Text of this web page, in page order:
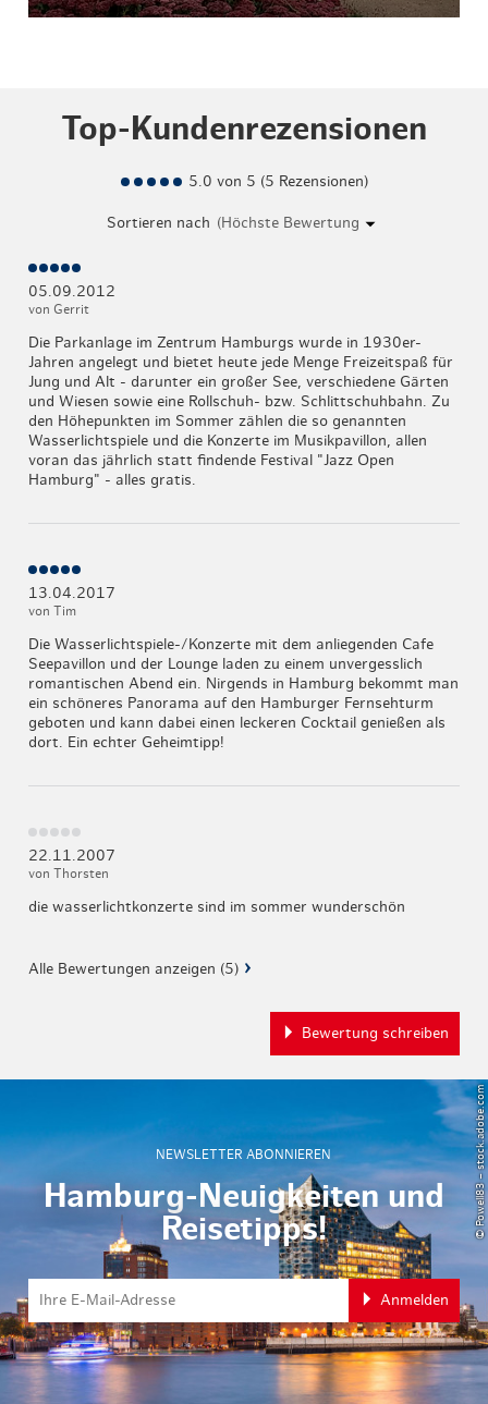
Top-Kundenrezensionen
5.0 von 5 (5 Rezensionen)
Sortieren nach
05.09.2012
von Gerrit
Die Parkanlage im Zentrum Hamburgs wurde in 1930er-
Jahren angelegt und bietet heute jede Menge Freizeitspaß für
Jung und Alt - darunter ein großer See, verschiedene Gärten
und Wiesen sowie eine Rollschuh- bzw. Schlittschuhbahn. Zu
den Höhepunkten im Sommer zählen die so genannten
Wasserlichtspiele und die Konzerte im Musikpavillon, allen
voran das jährlich statt findende Festival "Jazz Open
Hamburg" - alles gratis.
13.04.2017
von Tim
Die Wasserlichtspiele-/Konzerte mit dem anliegenden Cafe
Seepavillon und der Lounge laden zu einem unvergesslich
romantischen Abend ein. Nirgends in Hamburg bekommt man
ein schöneres Panorama auf den Hamburger Fernsehturm
geboten und kann dabei einen leckeren Cocktail genießen als
dort. Ein echter Geheimtipp!
22.11.2007
von Thorsten
die wasserlichtkonzerte sind im sommer wunderschön
Alle Bewertungen anzeigen (5)
Bewertung schreiben
NEWSLETTER ABONNIEREN
Hamburg-Neuigkeiten und
Reisetipps!
Anmelden
© Powell83 – stock.adobe.com